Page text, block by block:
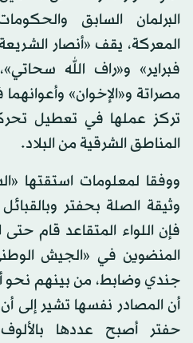
البرلمان السابق
فبراير» و«راف الله
مصراتة و«الإخوان»
تركز عملها في تعطيل
المناطق الشرقية من البلاد.
ووفقا لمعلومات استقتها
وثيقة الصلة بحفتر وبالقبائل
فإن اللواء المتقاعد قام
المنضوين في «الجيش
جندي وضابط، من بينهم نحو
أن المصادر نفسها تشير إلى
حفتر أصبح عددها